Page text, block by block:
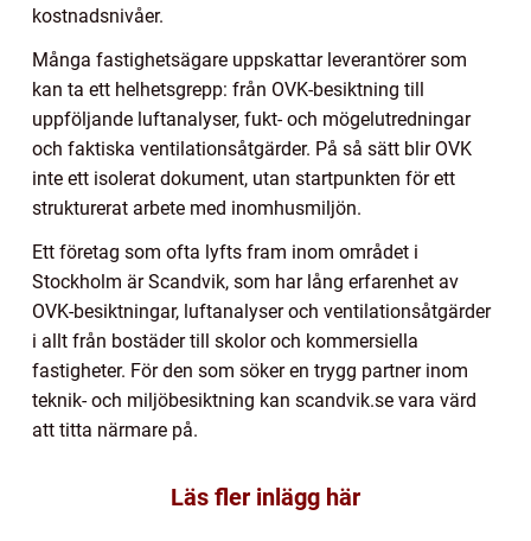
kostnadsnivåer.
Många fastighetsägare uppskattar leverantörer som
kan ta ett helhetsgrepp: från OVK-besiktning till
uppföljande luftanalyser, fukt- och mögelutredningar
och faktiska ventilationsåtgärder. På så sätt blir OVK
inte ett isolerat dokument, utan startpunkten för ett
strukturerat arbete med inomhusmiljön.
Ett företag som ofta lyfts fram inom området i
Stockholm är Scandvik, som har lång erfarenhet av
OVK-besiktningar, luftanalyser och ventilationsåtgärder
i allt från bostäder till skolor och kommersiella
fastigheter. För den som söker en trygg partner inom
teknik- och miljöbesiktning kan scandvik.se vara värd
att titta närmare på.
Läs fler inlägg här